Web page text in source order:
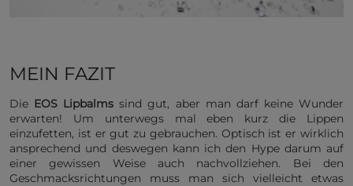
MEIN FAZIT
Die EOS Lipbalms sind gut, aber man darf keine Wunder
erwarten! Um unterwegs mal eben kurz die Lippen
einzufetten, ist er gut zu gebrauchen. Optisch ist er wirklich
ansprechend und deswegen kann ich den Hype darum auf
einer gewissen Weise auch nachvollziehen. Bei den
Geschmacksrichtungen muss man sich vielleicht etwas